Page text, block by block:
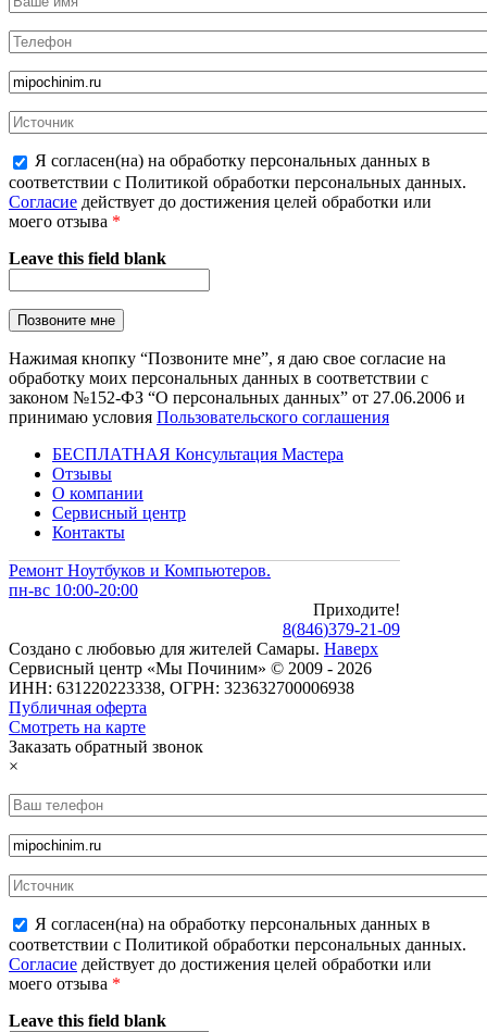
Я согласен(на) на обработку персональных данных в
соответствии с Политикой обработки персональных данных.
Согласие действует до достижения целей обработки или
моего отзыва *
Leave this field blank
Нажимая кнопку “Позвоните мне”, я даю свое согласие на
обработку моих персональных данных в соответствии с
законом №152-ФЗ “О персональных данных” от 27.06.2006 и
принимаю условия Пользовательского соглашения
БЕСПЛАТНАЯ Консультация Мастера
Отзывы
О компании
Сервисный центр
Контакты
Ремонт Ноутбуков и Компьютеров.
пн-вс 10:00-20:00
Приходите!
8(846)379-21-09
Создано с любовью для жителей Самары. Наверх
Сервисный центр «Мы Починим» © 2009 - 2026
ИНН: 631220223338, ОГРН: 323632700006938
Публичная оферта
Смотреть на карте
Заказать обратный звонок
×
Я согласен(на) на обработку персональных данных в
соответствии с Политикой обработки персональных данных.
Согласие действует до достижения целей обработки или
моего отзыва *
Leave this field blank